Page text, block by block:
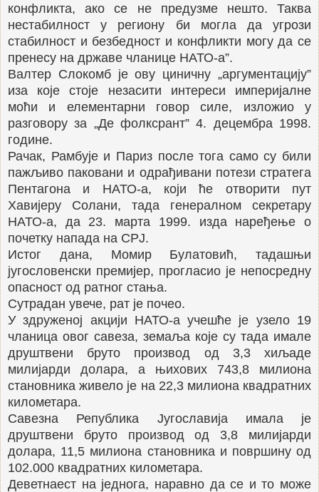
конфликта, ако се не предузме нешто. Таква
нестабилност у региону би могла да угрози
стабилност и безбедност и конфликти могу да се
пренесу на државе чланице НАТО-а”.
Валтер Слокомб је ову циничну „аргументацију”
иза које стоје незасити интереси империјалне
моћи и елементарни говор силе, изложио у
разговору за „Де фолксрант” 4. децембра 1998.
године.
Рачак, Рамбује и Париз после тога само су били
пажљиво паковани и одрађивани потези стратега
Пентагона и НАТО-а, који ће отворити пут
Хавијеру Солани, тада генералном секретару
НАТО-а, да 23. марта 1999. изда наређење о
почетку напада на СРЈ.
Истог дана, Момир Булатовић, тадашњи
југословенски премијер, прогласио је непосредну
опасност од ратног стања.
Сутрадан увече, рат је почео.
У здруженој акцији НАТО-а учешће је узело 19
чланица овог савеза, земаља које су тада имале
друштвени бруто производ од 3,3 хиљаде
милијарди долара, а њихових 743,8 милиона
становника живело је на 22,3 милиона квадратних
километара.
Савезна Република Југославија имала је
друштвени бруто производ од 3,8 милијарди
долара, 11,5 милиона становника и површину од
102.000 квадратних километара.
Деветнаест на једнога, наравно да се и то може